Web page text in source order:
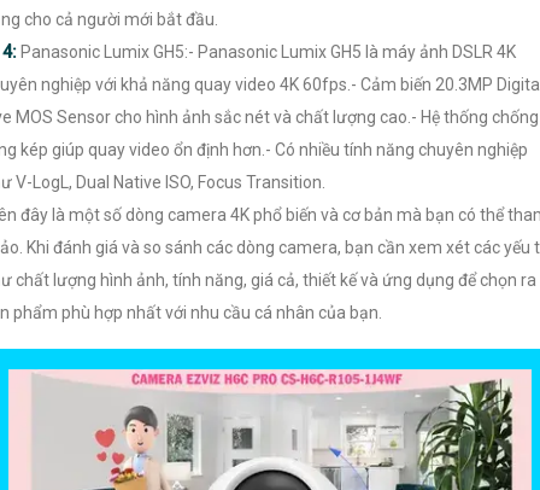
cho cả người mới bắt đầu.
4: Panasonic Lumix GH5:- Panasonic Lumix GH5 là máy ảnh DSLR 4K
nghiệp với khả năng quay video 4K 60fps.- Cảm biến 20.3MP
MOS Sensor cho hình ảnh sắc nét và chất lượng cao.- Hệ thống chống
kép giúp quay video ổn định hơn.- Có nhiều tính năng chuyên nghiệp
V-LogL, Dual Native ISO, Focus Transition.
đây là một số dòng camera 4K phổ biến và cơ bản mà bạn có thể
Khi đánh giá và so sánh các dòng camera, bạn cần xem xét các yếu
chất lượng hình ảnh, tính năng, giá cả, thiết kế và ứng dụng để chọn ra
phẩm phù hợp nhất với nhu cầu cá nhân của bạn.